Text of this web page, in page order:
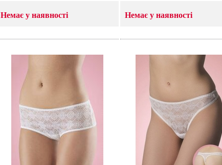
Немає у наявності Немає у наявності